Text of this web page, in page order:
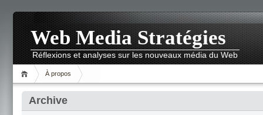
Web Media Stratégies
Réflexions et analyses sur les nouveaux média du Web
À propos
Archive